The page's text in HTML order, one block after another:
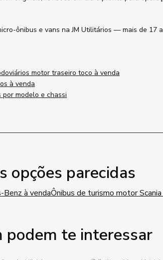
ônibus e vans na JM Utilitários — mais de 17
motor traseiro toco à venda
à venda
modelo e chassi
opções parecidas
Benz à vendaÔnibus de turismo motor Scania
podem te interessar